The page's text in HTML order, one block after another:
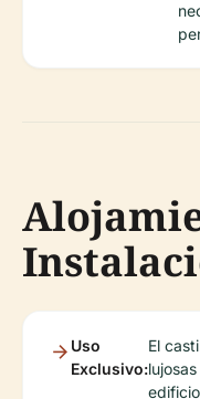
Uso
Exclusivo:
El